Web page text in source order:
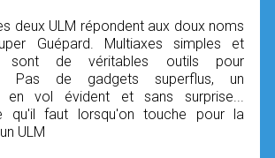
deux ULM répondent aux doux noms
Guépard. Multiaxes simples et
sont de véritables outils pour
Pas de gadgets superflus, un
en vol évident et sans surprise...
qu'il faut lorsqu'on touche pour la
ULM